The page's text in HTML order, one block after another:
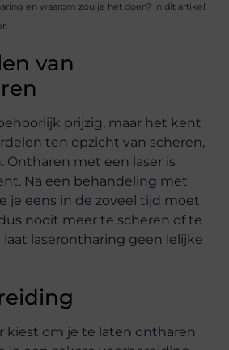
en waarom zou je het doen? In dit artikel
van
prijzig, maar het kent
ten opzicht van scheren,
Ontharen met een laser is
Na een behandeling met
je eens in de zoveel tijd moet
nooit meer te scheren of te
laat laserontharing geen lelijke
kiest om je te laten ontharen